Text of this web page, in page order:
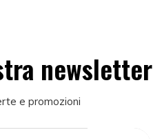
newsletter
e promozioni